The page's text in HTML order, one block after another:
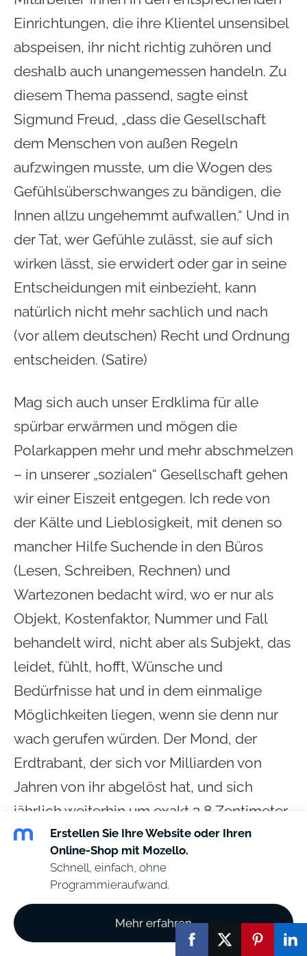
Einrichtungen, die ihre Klientel unsensibel
abspeisen, ihr nicht richtig zuhören und
deshalb auch unangemessen handeln. Zu
diesem Thema passend, sagte einst
Sigmund Freud, „dass die Gesellschaft
dem Menschen von außen Regeln
aufzwingen musste, um die Wogen des
Gefühlsüberschwanges zu bändigen, die
Innen allzu ungehemmt aufwallen.“ Und in
der Tat, wer Gefühle zulässt, sie auf sich
wirken lässt, sie erwidert oder gar in seine
Entscheidungen mit einbezieht, kann
natürlich nicht mehr sachlich und nach
(vor allem deutschen) Recht und Ordnung
entscheiden. (Satire)
Mag sich auch unser Erdklima für alle
spürbar erwärmen und mögen die
Polarkappen mehr und mehr abschmelzen
– in unserer „sozialen“ Gesellschaft gehen
wir einer Eiszeit entgegen. Ich rede von
der Kälte und Lieblosigkeit, mit denen so
mancher Hilfe Suchende in den Büros
(Lesen, Schreiben, Rechnen) und
Wartezonen bedacht wird, wo er nur als
Objekt, Kostenfaktor, Nummer und Fall
behandelt wird, nicht aber als Subjekt, das
leidet, fühlt, hofft, Wünsche und
Bedürfnisse hat und in dem einmalige
Möglichkeiten liegen, wenn sie denn nur
wach gerufen würden. Der Mond, der
Erdtrabant, der sich vor Milliarden von
Jahren von ihr abgelöst hat, und sich
jährlich weiterhin um exakt 3,8 Zentimeter
von ihr, dem noch blauen Planeten
entfernt, führt uns Monat für Monat, Jahr
für Jahr vor Augen, worauf die Erde
zusteuert: auf etwas Totes, Kaltes und
Lebloses. Und das gilt nicht nur
Erstellen Sie Ihre Website oder Ihren
Online-Shop mit Mozello.
Schnell, einfach, ohne
Programmieraufwand.
Mehr erfahren